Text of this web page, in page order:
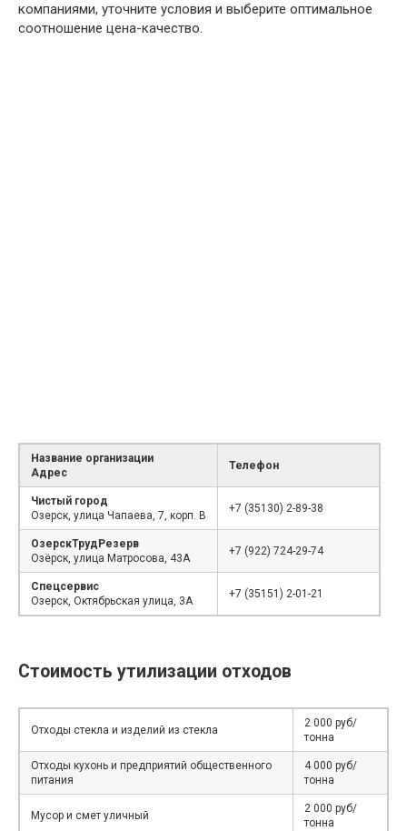
компаниями, уточните условия и выберите оптимальное
соотношение цена-качество.
Название организации
Адрес
Телефон
Чистый город
Озерск, улица Чапаева, 7, корп. В
+7 (35130) 2-89-38
ОзерскТрудРезерв
Озёрск, улица Матросова, 43А
+7 (922) 724-29-74
Спецсервис
Озерск, Октябрьская улица, 3А
+7 (35151) 2-01-21
Стоимость утилизации отходов
Отходы стекла и изделий из стекла
2 000 руб/
тонна
Отходы кухонь и предприятий общественного
питания
4 000 руб/
тонна
Мусор и смет уличный
2 000 руб/
тонна